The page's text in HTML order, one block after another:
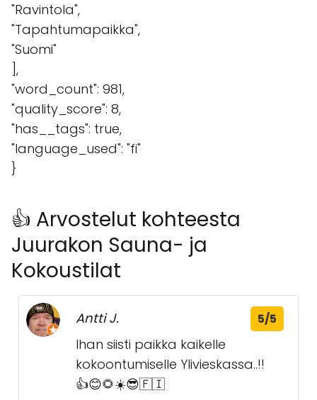
"Ravintola",
"Tapahtumapaikka",
"Suomi"
],
"word_count": 981,
"quality_score": 8,
"has__tags": true,
"language_used": "fi"
}
👍 Arvostelut kohteesta
Juurakon Sauna- ja
Kokoustilat
Antti J. 5/5
Ihan siisti paikka kaikelle
kokoontumiselle Ylivieskassa..!!
👍😊🌻☀️😎🇫🇮